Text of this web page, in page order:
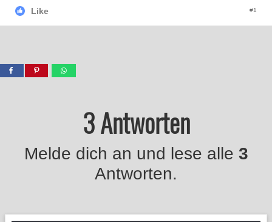
Like #1
3 Antworten
Melde dich an und lese alle 3
Antworten.